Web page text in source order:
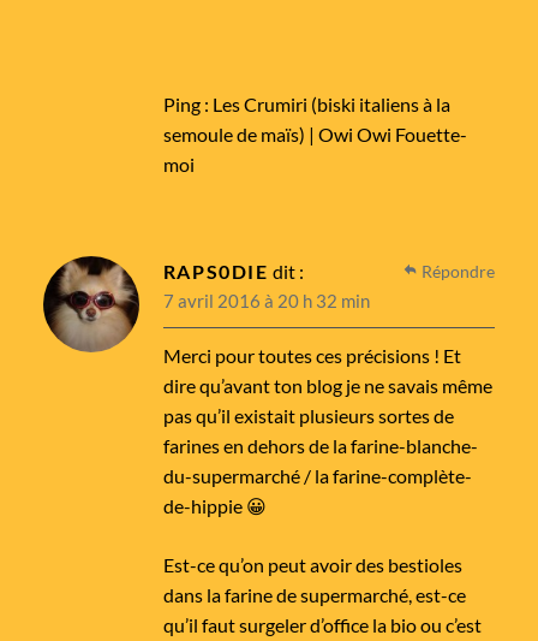
Ping : Les Crumiri (biski italiens à la
semoule de maïs) | Owi Owi Fouette-
moi
RAPS0DIE dit :
7 avril 2016 à 20 h 32 min
Merci pour toutes ces précisions ! Et
dire qu’avant ton blog je ne savais même
pas qu’il existait plusieurs sortes de
farines en dehors de la farine-blanche-
du-supermarché / la farine-complète-
de-hippie 😀
Est-ce qu’on peut avoir des bestioles
dans la farine de supermarché, est-ce
qu’il faut surgeler d’office la bio ou c’est
Répondre